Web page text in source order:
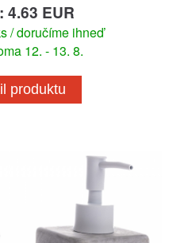
4.63 EUR
/ doručíme ihneď
12. - 13. 8.
produktu